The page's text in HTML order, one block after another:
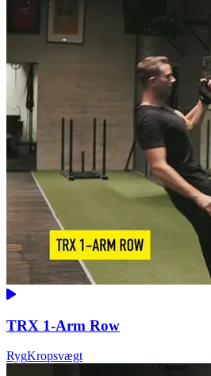
TRX 1-Arm Row
RygKropsvægt